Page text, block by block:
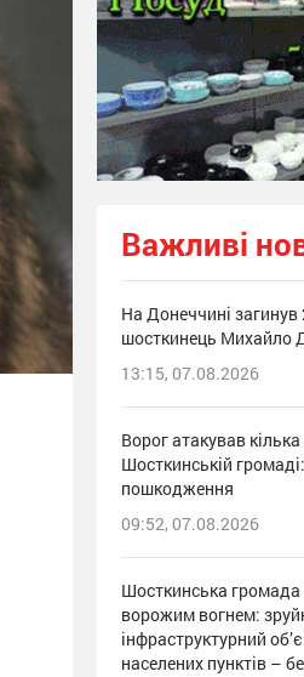
Важливі
На Донеччині загинув
шосткинець Михайло
13:15, 07.08.2026
Ворог атакував
Шосткинській
пошкодження
09:52, 07.08.2026
Шосткинська громада
ворожим вогнем:
інфраструктурний
населених пунктів –